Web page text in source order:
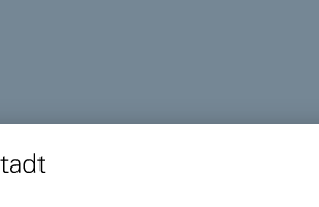
für Ausbildungsförderung viele